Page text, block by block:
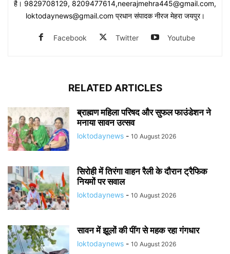
है। 9829708129, 8209477614,neerajmehra445@gmail.com,
loktodaynews@gmail.com प्रधान संपादक नीरज मेहरा जयपुर।
Facebook Twitter Youtube
RELATED ARTICLES
ब्राह्मण महिला परिषद और सुफल फाउंडेशन ने
मनाया सावन उत्सव
loktodaynews - 10 August 2026
सिरोही में तिरंगा वाहन रैली के दौरान ट्रैफिक
नियमों पर सवाल
loktodaynews - 10 August 2026
सावन में झूलों की पींग से महक रहा गंगधार
loktodaynews - 10 August 2026